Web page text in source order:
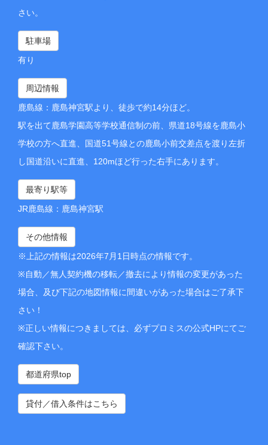
さい。
駐車場
有り
周辺情報
鹿島線：鹿島神宮駅より、徒歩で約14分ほど。
駅を出て鹿島学園高等学校通信制の前、県道18号線を鹿島小
学校の方へ直進、国道51号線との鹿島小前交差点を渡り左折
し国道沿いに直進、120mほど行った右手にあります。
最寄り駅等
JR鹿島線：鹿島神宮駅
その他情報
※上記の情報は2026年7月1日時点の情報です。
※自動／無人契約機の移転／撤去により情報の変更があった
場合、及び下記の地図情報に間違いがあった場合はご了承下
さい！
※正しい情報につきましては、必ずプロミスの公式HPにてご
確認下さい。
都道府県top
貸付／借入条件はこちら